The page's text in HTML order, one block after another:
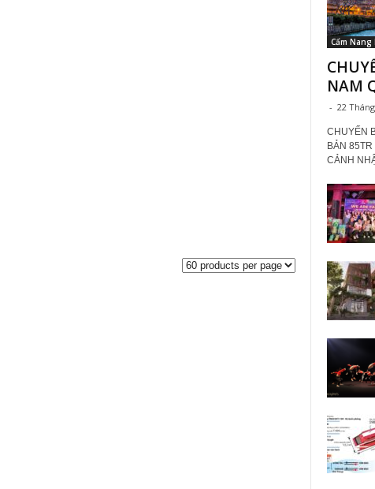
Cẩm Nang
NAM
- 22
CHUYẾN
BẢN
CẢNH